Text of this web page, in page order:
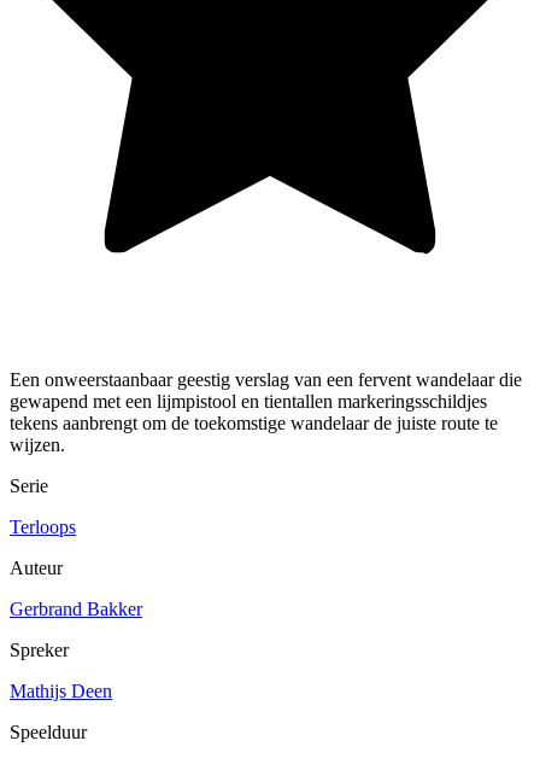
Een onweerstaanbaar geestig verslag van een fervent wandelaar die
gewapend met een lijmpistool en tientallen markeringsschildjes
tekens aanbrengt om de toekomstige wandelaar de juiste route te
wijzen.
Serie
Terloops
Auteur
Gerbrand Bakker
Spreker
Mathijs Deen
Speelduur